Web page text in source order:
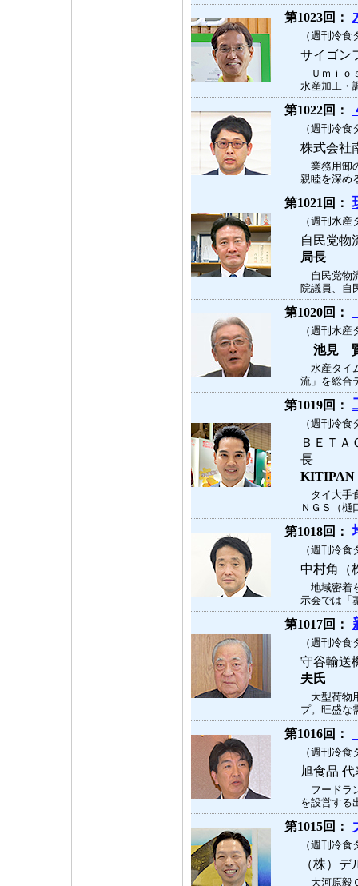
第1023回：
（週刊冷
サイゴ
Ｕｍｉｏ
水産加工・
第1022回：
（週刊冷
株式会
業務用卸
親睦を深め
第1021回：
（週刊水
自民党
局長
自民党物
院議員、自
第1020回：
（週刊水
池見
水産タイ
流」を総合
第1019回：
（週刊冷
ＢＥＴ
長
タイ大手
ＮＧＳ（樋
第1018回：
（週刊冷
中村角
地域密着
示会では「
第1017回：
（週刊冷
守谷輸
夫氏
大型荷物
プ。旺盛な
第1016回：
（週刊冷
旭食品
フードラ
を設営する
第1015回：
（週刊冷
（株）
大河原毅